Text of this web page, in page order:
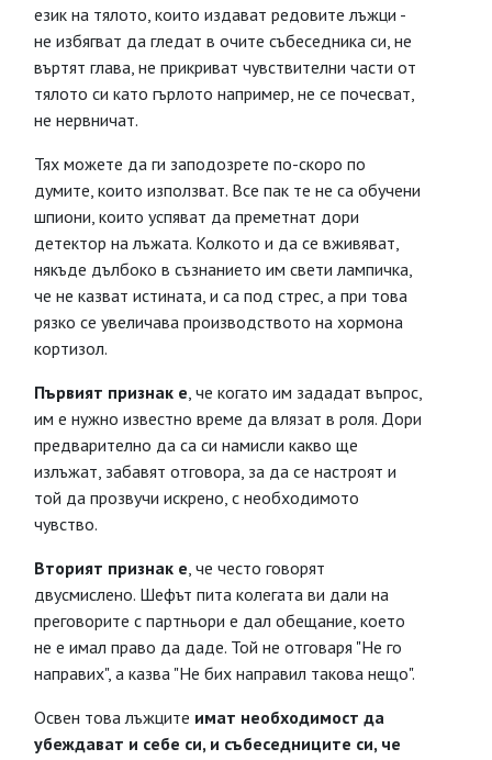
език на тялото, които издават редовите лъжци -
не избягват да гледат в очите събеседника си, не
въртят глава, не прикриват чувствителни части от
тялото си като гърлото например, не се почесват,
не нервничат.
Тях можете да ги заподозрете по-скоро по
думите, които използват. Все пак те не са обучени
шпиони, които успяват да преметнат дори
детектор на лъжата. Колкото и да се вживяват,
някъде дълбоко в съзнанието им свети лампичка,
че не казват истината, и са под стрес, а при това
рязко се увеличава производството на хормона
кортизол.
Първият признак е, че когато им зададат въпрос,
им е нужно известно време да влязат в роля. Дори
предварително да са си намисли какво ще
излъжат, забавят отговора, за да се настроят и
той да прозвучи искрено, с необходимото
чувство.
Вторият признак е, че често говорят
двусмислено. Шефът пита колегата ви дали на
преговорите с партньори е дал обещание, което
не е имал право да даде. Той не отговаря "Не го
направих", а казва "Не бих направил такова нещо".
Освен това лъжците имат необходимост да
убеждават и себе си, и събеседниците си, че